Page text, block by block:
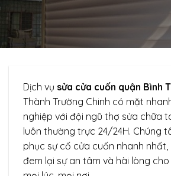
Dịch vụ sửa cửa cuốn quận Bình
Thành Trường Chinh có mặt
nghiệp với đội ngũ thợ sửa chữa
luôn thường trực 24/24H. Chúng
phục sự cố cửa cuốn nhanh
đem lại sự an tâm và hài lòng